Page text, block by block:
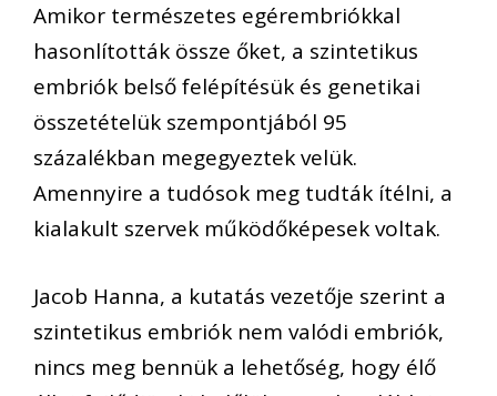
Amikor természetes egérembriókkal
hasonlították össze őket, a szintetikus
embriók belső felépítésük és genetikai
összetételük szempontjából 95
százalékban megegyeztek velük.
Amennyire a tudósok meg tudták ítélni, a
kialakult szervek működőképesek voltak.
Jacob Hanna, a kutatás vezetője szerint a
szintetikus embriók nem valódi embriók,
nincs meg bennük a lehetőség, hogy élő